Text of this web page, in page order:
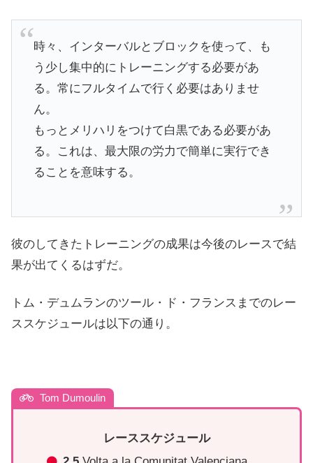
時々、インターバルとブロックを使って、も
う少し集中的にトレーニングする必要があ
る。常にフルタイムで行く必要はありませ
ん。
もっとメリハリをつけて白黒である必要があ
る。これは、最大限の労力で簡単に実行でき
ることを意味する。
彼のしてきたトレーニングの成果は今後のレースで結
果が出てくるはずだ。
トム・デュムランのツール・ド・フランスまでのレー
ススケジュールは以下の通り。
Tom Dumoulin
レーススケジュール